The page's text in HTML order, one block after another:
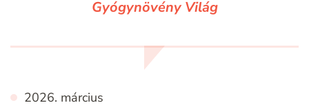
Gyógynövény Világ
2026. március